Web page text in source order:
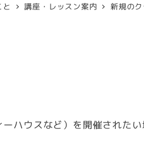
講座・レッスン案内 新規の
ハウスなど）を開催された